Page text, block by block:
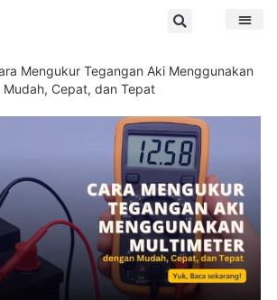
Mengukur Tegangan Aki Menggunakan
Cepat, dan Tepat